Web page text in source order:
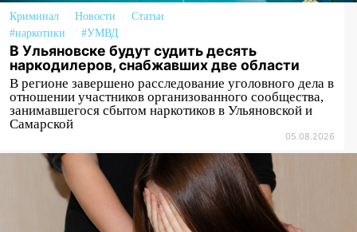
12:21
Заволжье ушло под воду после
ливня: дорожникам пришлось срочно
расчищать ливнёвки
10:40
Новый мост через Свиягу в
Ульяновске планируют открыть к
сентябрю
10:25 Курьер мошенников из Казани
забрал у пенсионерки из
Димитровграда более 1,1 млн рублей
В Заволжском районе Ульяновска
Криминал Новости
Статьи
#наркотики
#УМВД
В Ульяновске будут судить десять
наркодилеров, снабжавших две области
В регионе завершено расследование уголовного дела в
отношении участников организованного сообщества,
занимавшегося сбытом наркотиков в Ульяновской и
Самарской
05.08.2026